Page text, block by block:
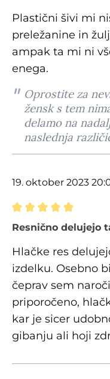
Plastični šivi mi
preležanine in
ampak ta mi ni
enega.
Oprostite za
žensk s tem
delamo na
naslednja
19. oktober 2023
Ocena z oceno 5
Resnično delujejo
Hlačke res
izdelku. Osebno
čeprav sem
priporočeno,
kar je sicer
gibanju ali hoji